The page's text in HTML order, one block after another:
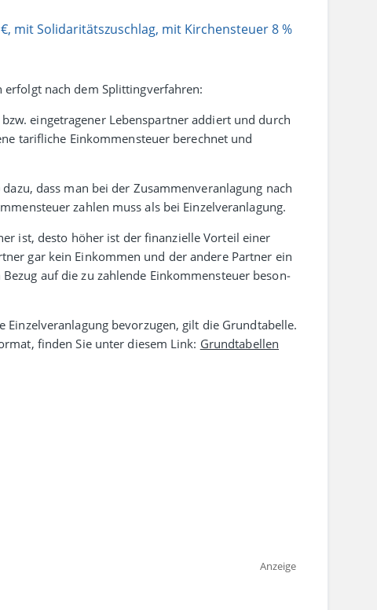
mit Solidaritätszuschlag, mit Kirchensteuer 8 %
nach dem Splittingverfahren:
einge­tra­gener Lebens­partner addiert und durch
tarif­liche Einkommen­steuer berechnet und
dass man bei der Zusammen­ver­an­lagung nach
zahlen muss als bei Einzel­ver­an­lagung.
ist, desto höher ist der finan­zielle Vor­teil einer
gar kein Einkommen und der andere Partner ein
auf die zu zahlende Einkommen­steuer beson­
bevor­zugen, gilt die Grund­tabelle.
finden Sie unter diesem Link: Grundtabellen
Anzeige